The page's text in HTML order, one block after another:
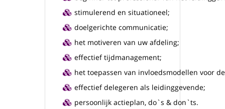
stimulerend en situationeel;
doelgerichte communicatie;
het motiveren van uw afdeling;
effectief tijdmanagement;
het toepassen van invloedsmodellen voor
effectief delegeren als leidinggevende;
persoonlijk actieplan, do`s & don`ts.